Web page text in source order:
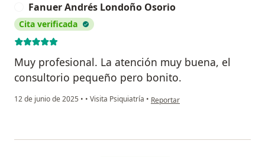
Fanuer Andrés Londoño Osorio
Cita verificada
Muy profesional. La atención muy buena, el
consultorio pequeño pero bonito.
12 de junio de 2025 • • Visita Psiquiatría • en opinión del usuario Fanuer
Reportar